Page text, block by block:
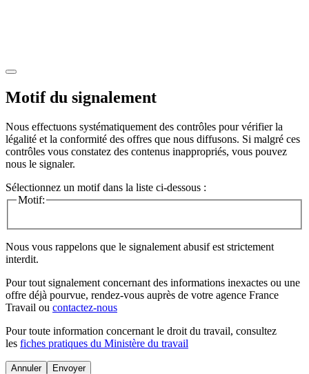
Motif du signalement
Nous effectuons systématiquement des contrôles pour vérifier la
légalité et la conformité des offres que nous diffusons. Si malgré ces
contrôles vous constatez des contenus inappropriés, vous pouvez
nous le signaler.
Sélectionnez un motif dans la liste ci-dessous :
Motif:
Nous vous rappelons que le signalement abusif est strictement
interdit.
Pour tout signalement concernant des informations inexactes ou une
offre déjà pourvue, rendez-vous auprès de votre agence France
Travail ou contactez-nous
Pour toute information concernant le droit du travail, consultez
les fiches pratiques du Ministère du travail
Annuler